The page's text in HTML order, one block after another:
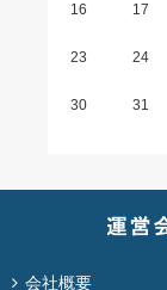
16 17
23 24
30 31
会社概要